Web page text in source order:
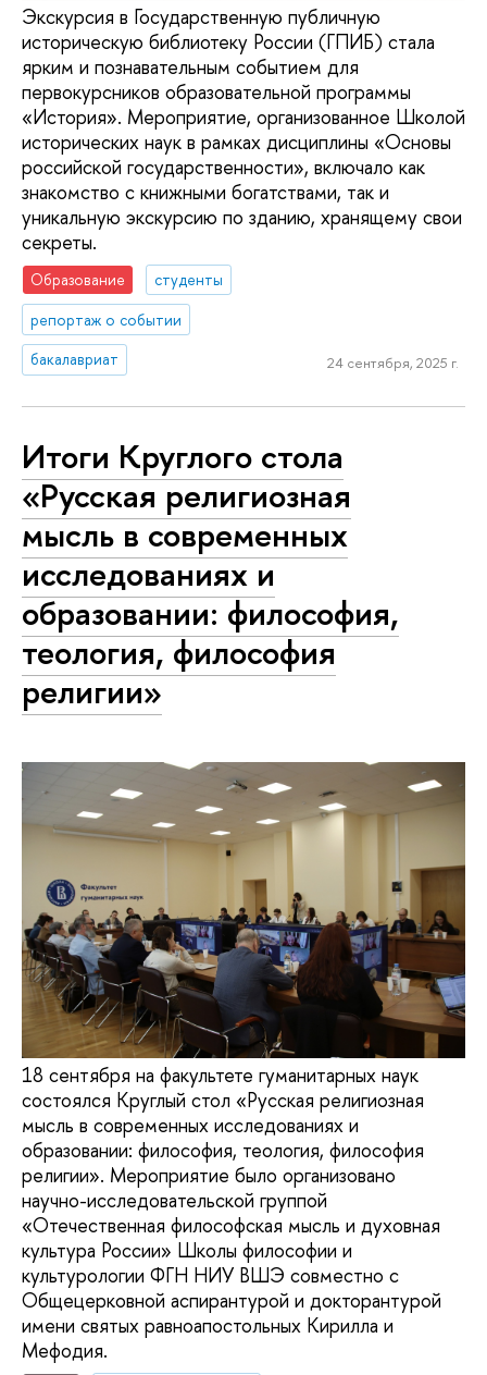
Экскурсия в Государственную публичную
историческую библиотеку России (ГПИБ) стала
ярким и познавательным событием для
первокурсников образовательной программы
«История». Мероприятие, организованное Школой
исторических наук в рамках дисциплины «Основы
российской государственности», включало как
знакомство с книжными богатствами, так и
уникальную экскурсию по зданию, хранящему свои
секреты.
Образование
студенты
репортаж о событии
бакалавриат
24 сентября, 2025 г.
Итоги Круглого стола
«Русская религиозная
мысль в современных
исследованиях и
образовании: философия,
теология, философия
религии»
18 сентября на факультете гуманитарных наук
состоялся Круглый стол «Русская религиозная
мысль в современных исследованиях и
образовании: философия, теология, философия
религии». Мероприятие было организовано
научно-исследовательской группой
«Отечественная философская мысль и духовная
культура России» Школы философии и
культурологии ФГН НИУ ВШЭ совместно с
Общецерковной аспирантурой и докторантурой
имени святых равноапостольных Кирилла и
Мефодия.